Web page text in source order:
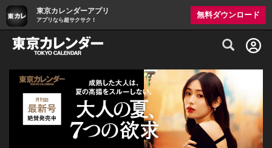
東京カレンダーアプリ
アプリなら超サクサク！
無料ダウンロード
グルメ情報・プレミアムレストラン予約